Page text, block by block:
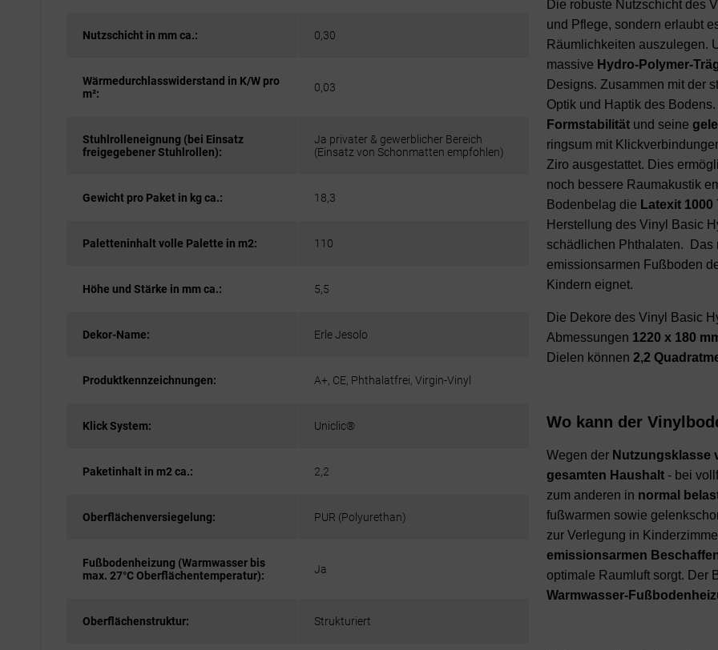
Die robuste Nutzschicht des
und Pflege, sondern erlaubt
Räumlichkeiten auszulegen.
massive Hydro-Polymer-
Designs. Zusammen mit der
Optik und Haptik des
Formstabilität und seine
ringsum mit
Ziro ausgestattet. Dies
noch bessere Raumakustik
Bodenbelag die Latexit 1000
Herstellung des Vinyl Basic
schädlichen Phthalaten. Das
emissionsarmen Fußboden
Kindern eignet.
Die Dekore des Vinyl Basic
Abmessungen 1220 x 180
Dielen können 2,2
Wo kann der
Wegen der Nutzungsklasse
gesamten Haushalt - bei
zum anderen in normal
fußwarmen sowie
zur Verlegung in
emissionsarmen
optimale Raumluft sorgt. Der
Warmwasser-
Nutzschicht in mm ca.: 0,30
Wärmedurchlasswiderstand in K/W pro
m²:
0,03
Stuhlrolleneignung (bei Einsatz
freigegebener Stuhlrollen):
Ja privater & gewerblicher Bereich
(Einsatz von Schonmatten empfohlen)
Gewicht pro Paket in kg ca.: 18,3
Paletteninhalt volle Palette in m2: 110
Höhe und Stärke in mm ca.: 5,5
Dekor-Name: Erle Jesolo
Produktkennzeichnungen: A+, CE, Phthalatfrei, Virgin-Vinyl
Klick System: Uniclic®
Paketinhalt in m2 ca.: 2,2
Oberflächenversiegelung: PUR (Polyurethan)
Fußbodenheizung (Warmwasser bis
max. 27°C Oberflächentemperatur):
Ja
Oberflächenstruktur: Strukturiert